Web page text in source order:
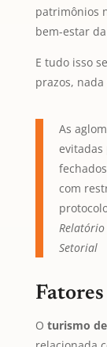
patrimônios
bem-estar
E tudo isso
prazos,
As
evitadas
com
Setorial
O turismo